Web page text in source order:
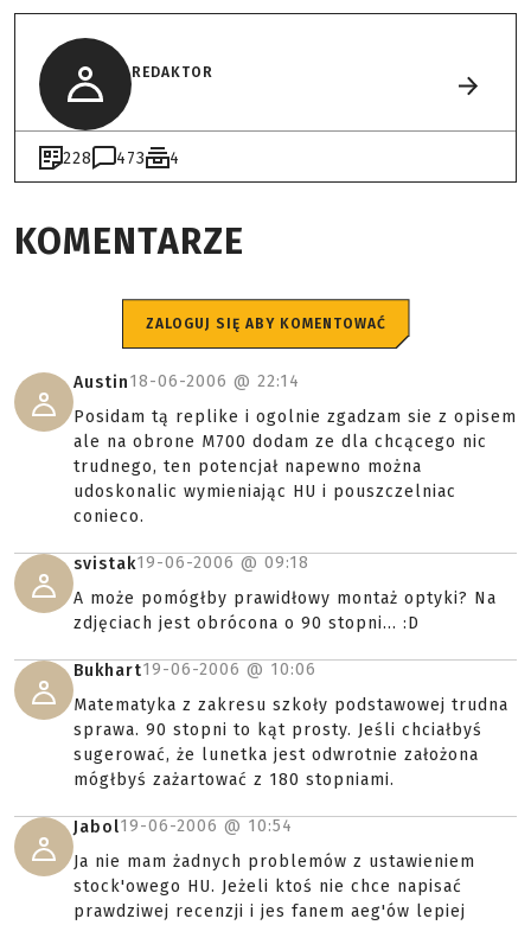
REDAKTOR
228 473 4
KOMENTARZE
ZALOGUJ SIĘ ABY KOMENTOWAĆ
Austin18-06-2006 @ 22:14
Posidam tą replike i ogolnie zgadzam sie z opisem
ale na obrone M700 dodam ze dla chcącego nic
trudnego, ten potencjał napewno można
udoskonalic wymieniając HU i pouszczelniac
conieco.
svistak19-06-2006 @ 09:18
A może pomógłby prawidłowy montaż optyki? Na
zdjęciach jest obrócona o 90 stopni... :D
Bukhart19-06-2006 @ 10:06
Matematyka z zakresu szkoły podstawowej trudna
sprawa. 90 stopni to kąt prosty. Jeśli chciałbyś
sugerować, że lunetka jest odwrotnie założona
mógłbyś zażartować z 180 stopniami.
Jabol19-06-2006 @ 10:54
Ja nie mam żadnych problemów z ustawieniem
stock'owego HU. Jeżeli ktoś nie chce napisać
prawdziwej recenzji i jes fanem aeg'ów lepiej